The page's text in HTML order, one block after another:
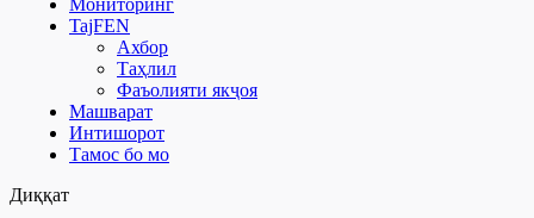
Мониторинг
TajFEN
Ахбор
Таҳлил
Фаъолияти якҷоя
Машварат
Интишорот
Тамос бо мо
Диққат